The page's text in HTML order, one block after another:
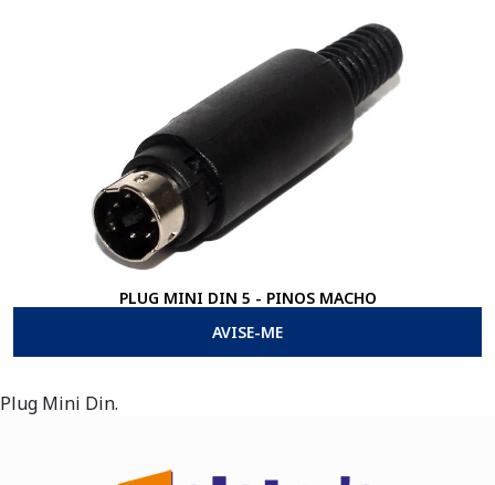
PLUG MINI DIN 5 - PINOS MACHO
AVISE-ME
Plug Mini Din.